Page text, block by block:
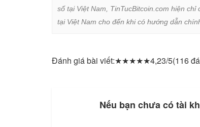
số tại Việt Nam, TinTucBitcoin.com hiện
tại Việt Nam cho đến khi có hướng dẫn
Đánh giá bài viết:★★★★★4,23/5(116
Nếu bạn chưa có tài